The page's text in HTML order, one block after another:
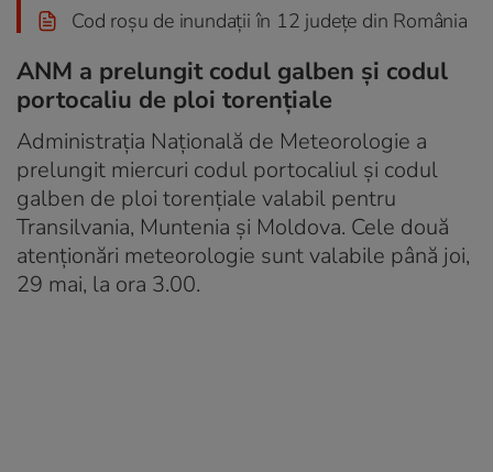
Cod roșu de inundații în 12 județe din România
ANM a prelungit codul galben și codul
portocaliu de ploi torențiale
Administrația Națională de Meteorologie a
prelungit miercuri codul portocaliul și codul
galben de ploi torențiale valabil pentru
Transilvania, Muntenia și Moldova. Cele două
atenționări meteorologie sunt valabile până joi,
29 mai, la ora 3.00.